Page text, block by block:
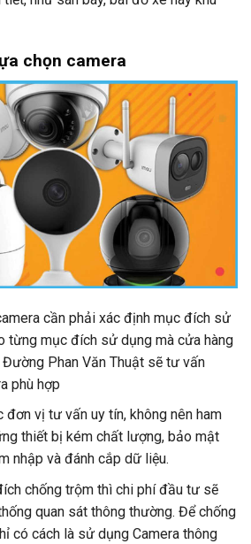
chọn camera
cần phải xác định mục đích sử
từng mục đích sử dụng mà cửa hàng
Phan Văn Thuật sẽ tư vấn
phù hợp
đơn vị tư vấn uy tín, không nên ham
thiết bị kém chất lượng, bảo mật
nhập và đánh cắp dữ liệu.
chống trộm thì chi phí đầu tư sẽ
quan sát thông thường. Để chống
có cách là sử dụng Camera thông